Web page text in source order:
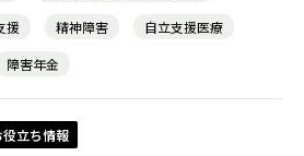
援 精神障害
自立支援医療
障害年金
役立ち情報